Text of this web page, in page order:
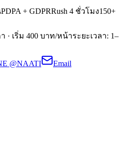
PDPA + GDPRRush 4 ชั่วโมง150+
· เริ่ม 400 บาท/หน้าระยะเวลา: 1–
@NAATI
Email